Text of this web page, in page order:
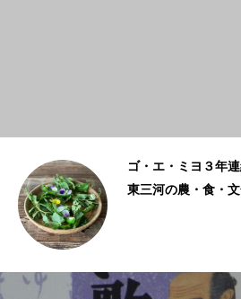
ゴ・エ・ミヨ３年
東三河の農・食・